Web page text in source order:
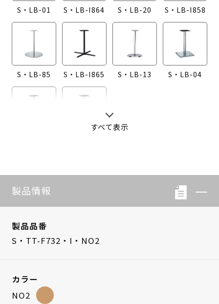
S・LB-01 S・LB-I864 S・LB-20 S・LB-I858
S・LB-85 S・LB-I865 S・LB-13 S・LB-04
すべて表示
製品情報
製品品番
S・TT-F732・I・NO2
カラー
NO2